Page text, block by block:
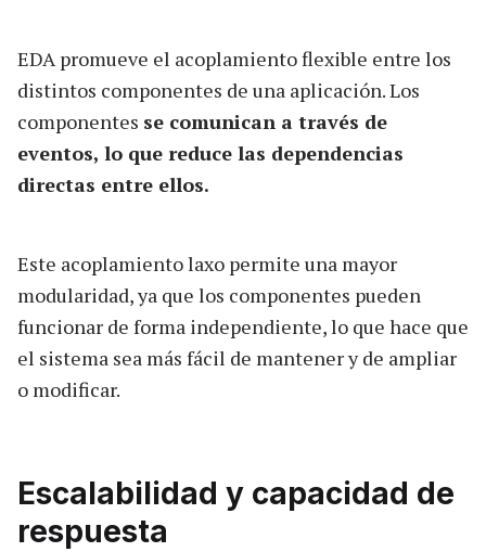
EDA promueve el acoplamiento flexible entre los
distintos componentes de una aplicación. Los
componentes se comunican a través de
eventos, lo que reduce las dependencias
directas entre ellos.
Este acoplamiento laxo permite una mayor
modularidad, ya que los componentes pueden
funcionar de forma independiente, lo que hace que
el sistema sea más fácil de mantener y de ampliar
o modificar.
Escalabilidad y capacidad de
respuesta